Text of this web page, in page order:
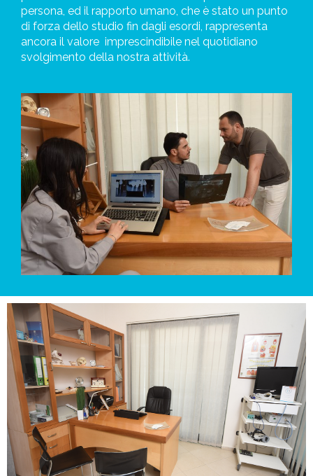
persona, ed il rapporto umano, che è stato un punto
di forza dello studio fin dagli esordi, rappresenta
ancora il valore imprescindibile nel quotidiano
svolgimento della nostra attività.